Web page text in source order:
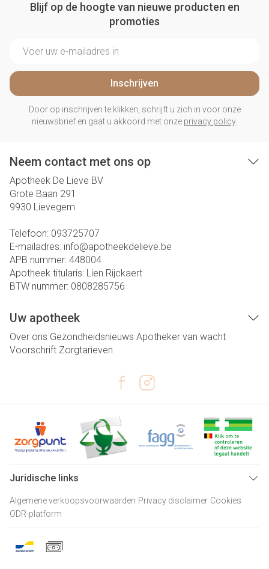
Blijf op de hoogte van nieuwe producten en
promoties
Inschrijven
Door op inschrijven te klikken, schrijft u zich in voor onze
nieuwsbrief en gaat u akkoord met onze privacy policy.
Neem contact met ons op
Apotheek De Lieve BV
Grote Baan 291
9930 Lievegem
Telefoon: 093725707
E-mailadres: info@apotheekdelieve.be
APB nummer: 448004
Apotheek titularis: Lien Rijckaert
BTW nummer: 0808285756
Uw apotheek
Over ons Gezondheidsnieuws Apotheker van wacht
Voorschrift Zorgtarieven
Juridische links
Algemene verkoopsvoorwaarden Privacy disclaimer Cookies
ODR-platform